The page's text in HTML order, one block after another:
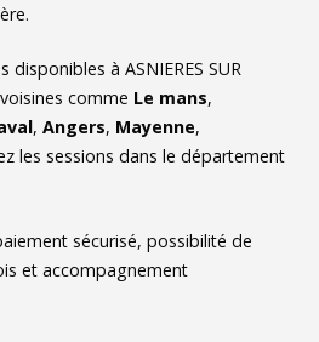
disponibles à ASNIERES SUR
comme Le mans,
, Angers, Mayenne,
les sessions dans le département
sécurisé, possibilité de
et accompagnement